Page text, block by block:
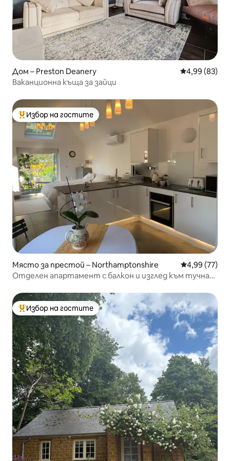
Дом – Preston Deanery Средна
4,99 (83)
Ваканционна къща за зайци
Най-популярен избор на гостите
Избор на гостите
Място за престой – Northamptonshire Средна
4,99 (77)
Отделен апартамент с балкон и изглед към тучна
Най-популярен избор на гостите
Избор на гостите